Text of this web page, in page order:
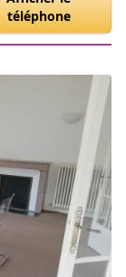
téléphone